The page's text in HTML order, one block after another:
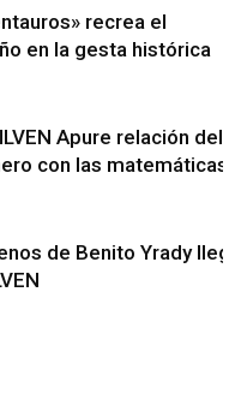
recrea el
en la gesta histórica
Apure relación del
con las matemáticas
de Benito Yrady